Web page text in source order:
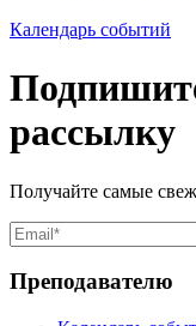
Календарь событий
рассылку
Получайте самые
Преподавателю